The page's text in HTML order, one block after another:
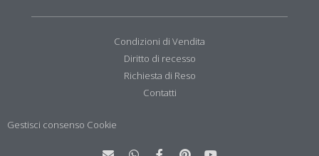
Condizioni di Vendita
Diritto di recesso
Richiesta di Reso
Contatti
Gestisci consenso Cookie
F P